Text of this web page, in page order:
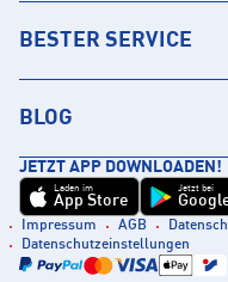
BESTER SERVICE
BLOG
JETZT APP DOWNLOADEN!
Laden im
App Store
Jetzt bei
Impressum AGB
Datenschutzeinstellungen